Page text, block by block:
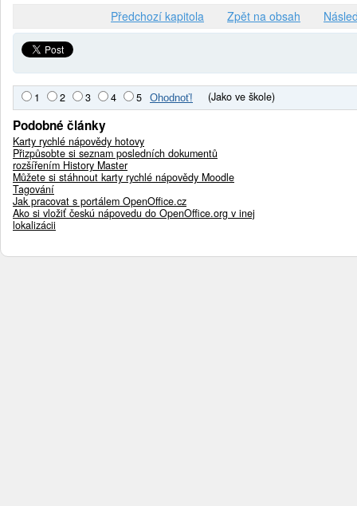
Předchozí kapitola Zpět na obsah
1 2 3 4 5 (Jako ve škole)
Podobné články
Karty rychlé nápovědy hotovy
Přizpůsobte si seznam posledních dokumentů
rozšířením History Master
Můžete si stáhnout karty rychlé nápovědy Moodle
Tagování
Jak pracovat s portálem OpenOffice.cz
Ako si vložiť českú nápovedu do OpenOffice.org v inej
lokalizácii